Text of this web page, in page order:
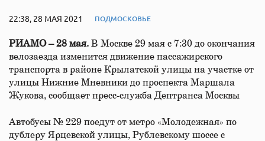
22:38, 28 МАЯ 2021 ПОДМОСКОВЬЕ
РИАМО – 28 мая. В Москве 29 мая с 7:30 до окончания
велозаезда изменится движение пассажирского
транспорта в районе Крылатской улицы на участке от
улицы Нижние Мневники до проспекта Маршала
Жукова, сообщает пресс-служба Дептранса Москвы
Автобусы № 229 поедут от метро «Молодежная» по
дублеру Ярцевской улицы, Рублевскому шоссе с